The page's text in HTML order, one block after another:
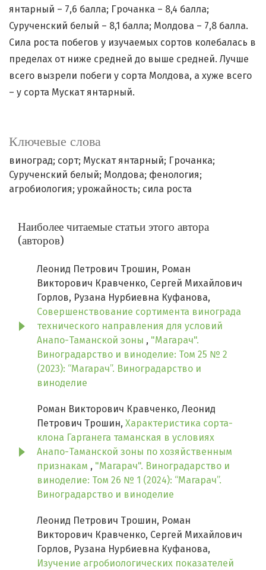
Ключевые слова
виноград; сорт; Мускат янтарный; Грочанка;
Сурученский белый; Молдова; фенология;
агробиология; урожайность; сила роста
янтарный – 7,6 балла; Грочанка – 8,4 балла;
Сурученский белый – 8,1 балла; Молдова – 7,8 балла.
Сила роста побегов у изучаемых сортов колебалась в
пределах от ниже средней до выше средней. Лучше
всего вызрели побеги у сорта Молдова, а хуже всего
– у сорта Мускат янтарный.
Наиболее читаемые статьи этого автора
(авторов)
Леонид Петрович Трошин, Роман
Викторович Кравченко, Сергей Михайлович
Горлов, Рузана Нурбиевна Куфанова,
Совершенствование сортимента винограда
технического направления для условий
Анапо-Таманской зоны , "Магарач".
Виноградарство и виноделие: Том 25 № 2
(2023): “Магарач”. Виноградарство и
виноделие
Роман Викторович Кравченко, Леонид
Петрович Трошин, Характеристика сорта-
клона Гарганега таманская в условиях
Анапо-Таманской зоны по хозяйственным
признакам , "Магарач". Виноградарство и
виноделие: Том 26 № 1 (2024): “Магарач”.
Виноградарство и виноделие
Леонид Петрович Трошин, Роман
Викторович Кравченко, Сергей Михайлович
Горлов, Рузана Нурбиевна Куфанова,
Изучение агробиологических показателей